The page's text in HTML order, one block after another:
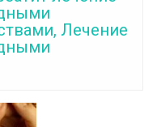
Лечение